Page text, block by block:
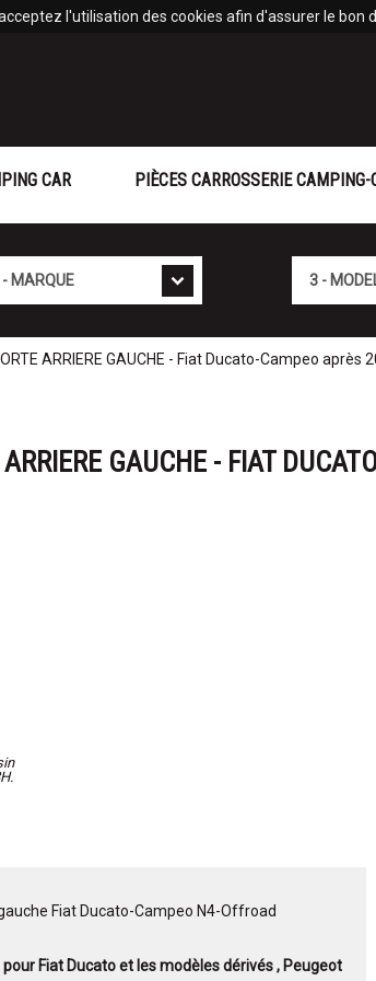
l'utilisation des cookies afin d'assurer le
CAR PIÈCES CARROSSERIE CAMPING-
ARRIERE GAUCHE - Fiat Ducato-Campeo après
GAUCHE - FIAT
Fiat Ducato-Campeo N4-Offroad
Fiat Ducato et les modèles dérivés , Peugeot